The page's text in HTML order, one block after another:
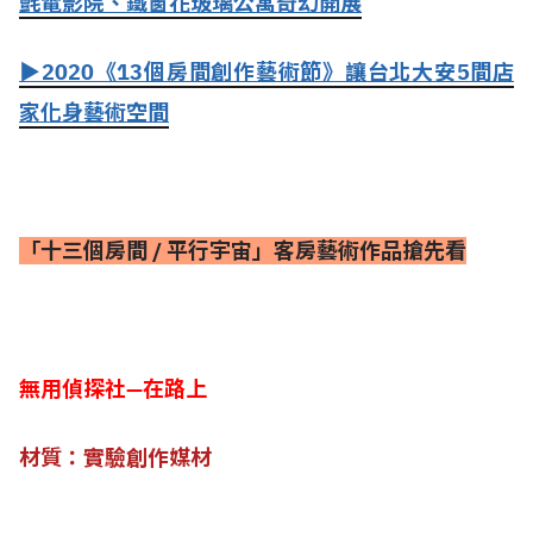
▶2020《13個房間創作藝術節》讓台北大安5間店
家化身藝術空間
「十三個房間 / 平行宇宙」客房藝術作品搶先看
無用偵探社—在路上
材質：實驗創作媒材